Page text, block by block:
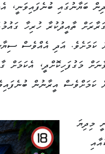
ބަޔާނުގައި ބުނެފައިވަނީ،
ތާއީދުކުރާ ހުރިހާ
ކަމަށެވެ. އަދި އެއްވެސް
މަގުފަހިކޮށްދީ،
ކަމަށްވެސް އީރާނުން
މިދިޔަ